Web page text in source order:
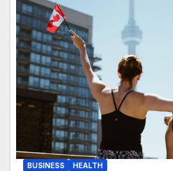
BUSINESS HEALTH